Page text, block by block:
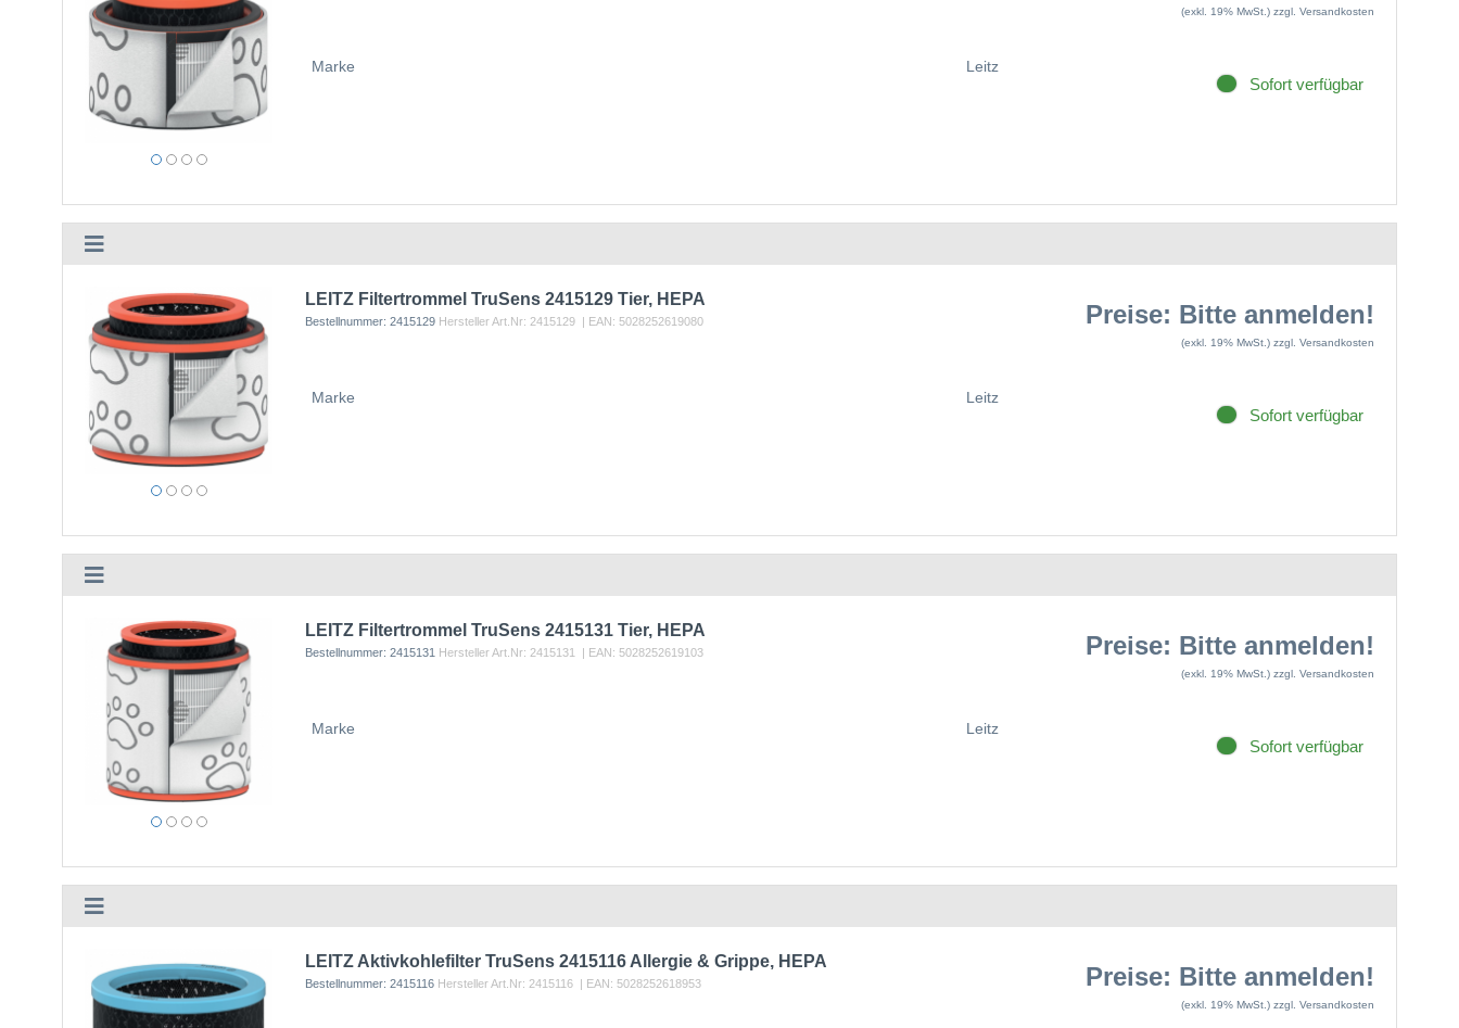
Marke Leitz
(exkl. 19% MwSt.) zzgl. Versandkosten
Sofort verfügbar
LEITZ Filtertrommel TruSens 2415129 Tier, HEPA
Bestellnummer: 2415129 Hersteller Art.Nr: 2415129 | EAN: 5028252619080
Marke Leitz
Preise: Bitte anmelden!
(exkl. 19% MwSt.) zzgl. Versandkosten
Sofort verfügbar
LEITZ Filtertrommel TruSens 2415131 Tier, HEPA
Bestellnummer: 2415131 Hersteller Art.Nr: 2415131 | EAN: 5028252619103
Marke Leitz
Preise: Bitte anmelden!
(exkl. 19% MwSt.) zzgl. Versandkosten
Sofort verfügbar
LEITZ Aktivkohlefilter TruSens 2415116 Allergie & Grippe, HEPA
Bestellnummer: 2415116 Hersteller Art.Nr: 2415116 | EAN: 5028252618953 Preise: Bitte anmelden!
(exkl. 19% MwSt.) zzgl. Versandkosten